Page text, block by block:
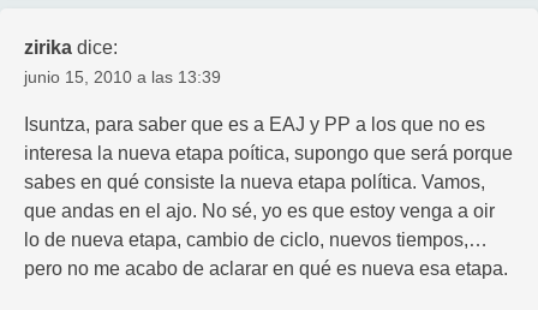
zirika dice:
junio 15, 2010 a las 13:39
Isuntza, para saber que es a EAJ y PP a los que no es
interesa la nueva etapa poítica, supongo que será porque
sabes en qué consiste la nueva etapa política. Vamos,
que andas en el ajo. No sé, yo es que estoy venga a oir
lo de nueva etapa, cambio de ciclo, nuevos tiempos,…
pero no me acabo de aclarar en qué es nueva esa etapa.